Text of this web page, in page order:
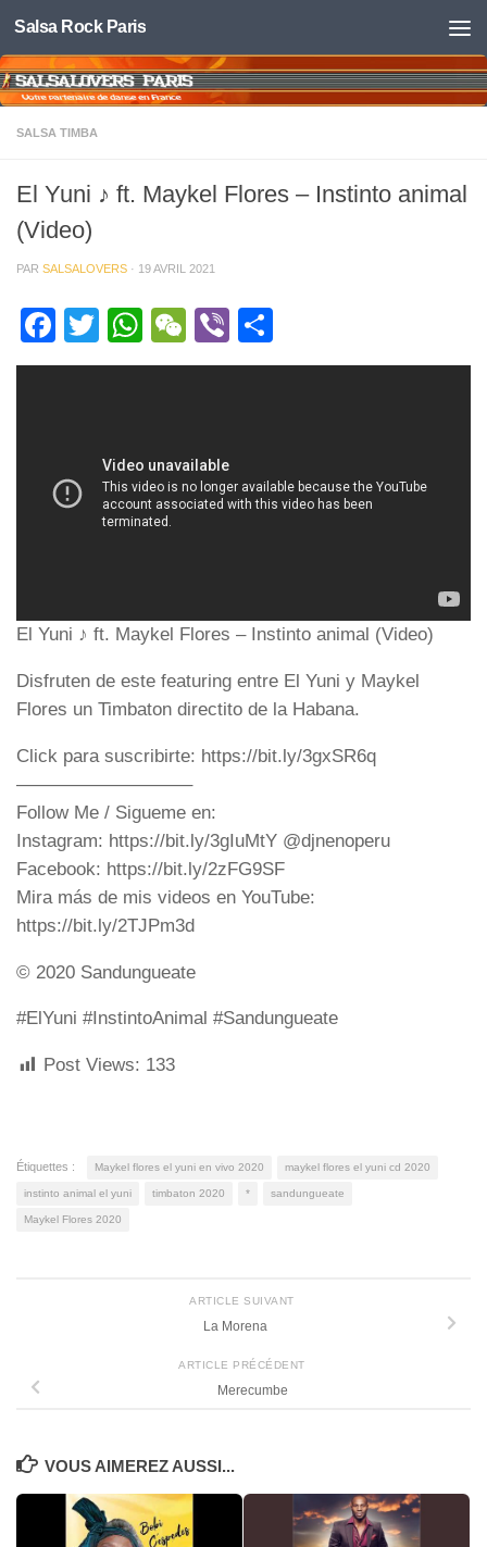
Skip to content
Salsa Rock Paris
SALSA TIMBA
El Yuni ♪ ft. Maykel Flores – Instinto animal
(Video)
PAR SALSALOVERS · 19 AVRIL 2021
Facebook
TwitterWhatsApp
WeChat
Viber
El Yuni ♪ ft. Maykel Flores – Instinto animal (Video)
Disfruten de este featuring entre El Yuni y Maykel
Flores un Timbaton directito de la Habana.
Click para suscribirte: https://bit.ly/3gxSR6q
—————————–
Follow Me / Sigueme en:
Instagram: https://bit.ly/3gIuMtY @djnenoperu
Facebook: https://bit.ly/2zFG9SF
Mira más de mis videos en YouTube:
https://bit.ly/2TJPm3d
© 2020 Sandungueate
#ElYuni #InstintoAnimal #Sandungueate
Post Views: 133
Étiquettes : Maykel flores el yuni en vivo 2020 maykel flores el yuni cd 2020
instinto animal el yuni timbaton 2020 * sandungueate
Maykel Flores 2020
ARTICLE SUIVANT
La Morena
ARTICLE PRÉCÉDENT
Merecumbe
VOUS AIMEREZ AUSSI...